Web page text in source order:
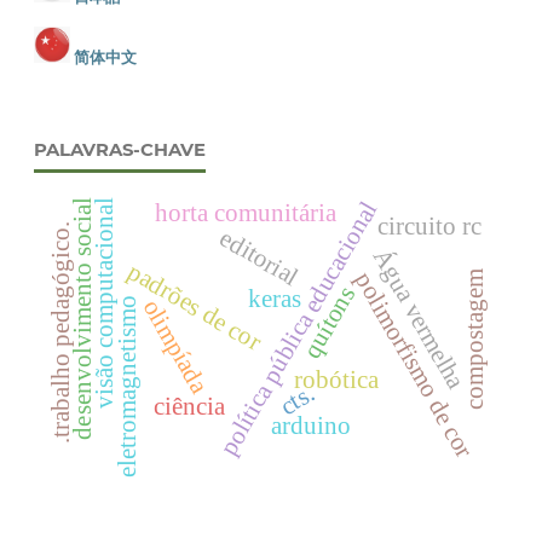
简体中文
PALAVRAS-CHAVE
editorial
olimpíadapolítica pública educacional
padrões de cor polimorfismo de cor
quítons
robótica
visão computacional keras
desenvolvimento social cts.
horta comunitária
Água vermelhacompostagem
eletromagnetismo
.trabalho pedagógico. ciência
arduino
circuito rc